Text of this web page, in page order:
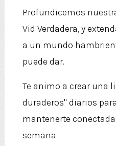
Profundicemos
Vid Verdadera, y
a un mundo
puede dar.
Te animo a crear una
duraderos" diarios
mantenerte
semana.